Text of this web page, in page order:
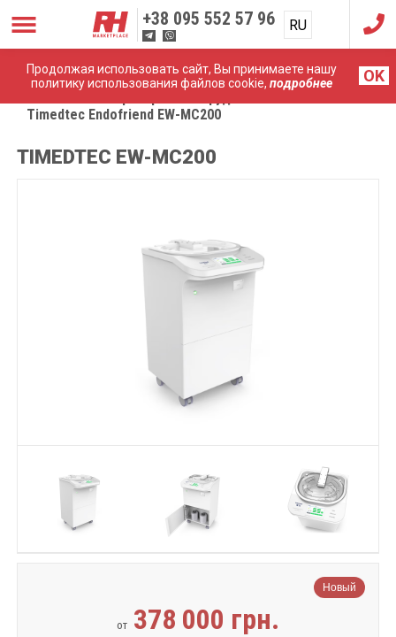
Продолжая использовать сайт, Вы принимаете нашу
политику использования файлов cookie, подробнее OK
+38 095 552 57 96 RU
UA
Timedtec Endofriend EW-MC200
TIMEDTEC EW-MC200
Новый
от 378 000 грн.